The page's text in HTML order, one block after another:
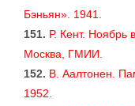
Бэньян». 1941.
151. Р. Кент. Ноябрь
Москва, ГМИИ.
152. В. Аалтонен.
1952.